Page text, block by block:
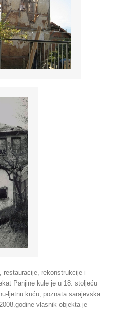
restauracije, rekonstrukcije i
Panjine kule je u 18. stoljeću
ljetnu kuću, poznata sarajevska
vlasnik objekta je